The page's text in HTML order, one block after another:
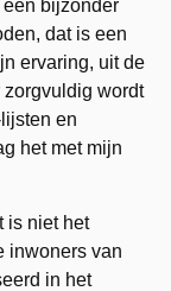
bijzonder
dat is een
ervaring, uit de
zorgvuldig wordt
en
het met mijn
is niet het
inwoners van
in het